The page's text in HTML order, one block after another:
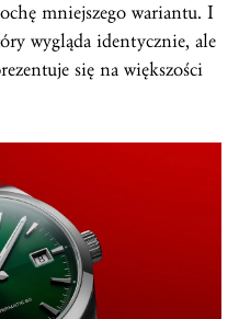
mniejszego wariantu. I
wygląda identycznie, ale
się na większości